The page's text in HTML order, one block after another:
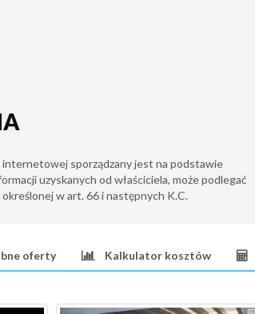
sporządzany jest na podstawie
uzyskanych od właściciela, może podlegać
w art. 66 i następnych K.C.
oferty Kalkulator kosztów